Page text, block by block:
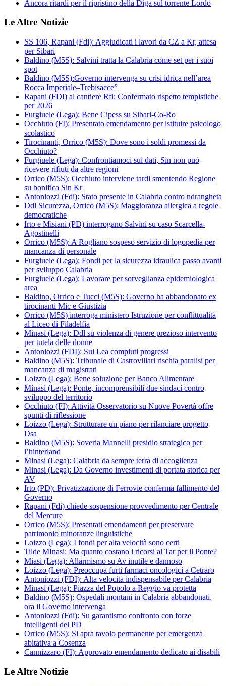
Ancora ritardi per il ripristino della Diga sul torrente Lordo
Le Altre Notizie
SS 106, Rapani (Fdi): Aggiudicati i lavori da CZ a Kr, attesa
per Sibari
Baldino (M5S): Salvini tratta la Calabria come set per i suoi
spot
Baldino (M5S):Governo intervenga su crisi idrica nell’area
Rocca Imperiale–Trebisacce”
Rapani (FDI) al cantiere Rfi: Confermato rispetto tempistiche
per 2026
Furgiuele (Lega): Bene Cipess su Sibari-Co-Ro
Occhiuto (FI): Presentato emendamento per istituire psicologo
scolastico
Tirocinanti, Orrico (M5S): Dove sono i soldi promessi da
Occhiuto?
Furgiuele (Lega): Confrontiamoci sui dati, Sin non può
ricevere rifiuti da altre regioni
Orrico (M5S): Occhiuto interviene tardi smentendo Regione
su bonifica Sin Kr
Antoniozzi (Fdi): Stato presente in Calabria contro ndrangheta
Ddl Sicurezza, Orrico (M5S): Maggioranza allergica a regole
democratiche
Irto e Misiani (PD) interrogano Salvini su caso Scarcella-
Agostinelli
Orrico (M5S): A Rogliano sospeso servizio di logopedia per
mancanza di personale
Furgiuele (Lega): Fondi per la sicurezza idraulica passo avanti
per sviluppo Calabria
Furgiuele (Lega): Lavorare per sorveglianza epidemiologica
area
Baldino, Orrico e Tucci (M5S): Governo ha abbandonato ex
tirocinanti Mic e Giustizia
Orrico (M5S) interroga ministero Istruzione per conflittualità
al Liceo di Filadelfia
Minasi (Lega): Ddl su violenza di genere prezioso intervento
per tutela delle donne
Antoniozzi (FDI): Sui Lea compiuti progressi
Baldino (M5S): Tribunale di Castrovillari rischia paralisi per
mancanza di magistrati
Loizzo (Lega): Bene soluzione per Banco Alimentare
Minasi (Lega): Ponte, incomprensibili due sindaci contro
sviluppo del territorio
Occhiuto (FI): Attività Osservatorio su Nuove Povertà offre
spunti di riflessione
Loizzo (Lega): Strutturare un piano per rilanciare progetto
Dsa
Baldino (M5S): Soveria Mannelli presidio strategico per
l’hinterland
Minasi (Lega): Calabria da sempre terra di accoglienza
Minasi (Lega): Da Governo investimenti di portata storica per
AV
Irto (PD): Privatizzazione di Ferrovie conferma fallimento del
Governo
Rapani (Fdi) chiede sospensione provvedimento per Centrale
del Mercure
Orrico (M5S): Presentati emendamenti per preservare
patrimonio minoranze linguistiche
Loizzo (Lega): I fondi per alta velocità sono certi
Tilde MInasi: Ma quanto costano i ricorsi al Tar per il Ponte?
Miasi (Lega): Allarmismo su Av inutile e dannoso
Loizzo (Lega): Preoccupa furti farmaci oncologici a Cetraro
Antoniozzi (FDI): Alta velocità indispensabile per Calabria
Minasi (Lega): Piazza del Popolo a Reggio va protetta
Baldino (M5S): Ospedali montani in Calabria abbandonati,
ora il Governo intervenga
Antoniozzi (Fdi): Su garantismo confronto con forze
intelligenti del PD
Orrico (M5S): Si apra tavolo permanente per emergenza
abitativa a Cosenza
Cannizzaro (FI): Approvato emendamento dedicato ai disabili
Le Altre Notizie